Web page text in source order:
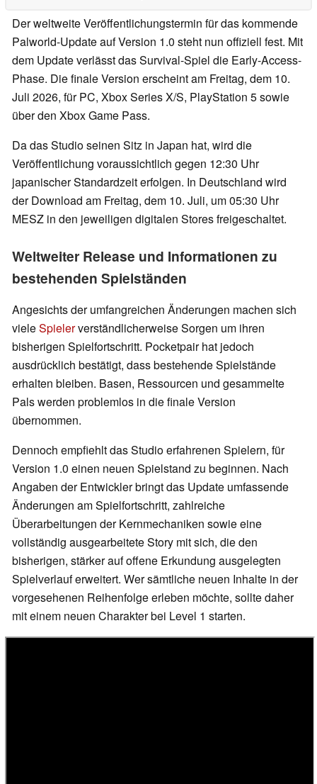
Der weltweite Veröffentlichungstermin für das kommende
Palworld-Update auf Version 1.0 steht nun offiziell fest. Mit
dem Update verlässt das Survival-Spiel die Early-Access-
Phase. Die finale Version erscheint am Freitag, dem 10.
Juli 2026, für PC, Xbox Series X/S, PlayStation 5 sowie
über den Xbox Game Pass.
Da das Studio seinen Sitz in Japan hat, wird die
Veröffentlichung voraussichtlich gegen 12:30 Uhr
japanischer Standardzeit erfolgen. In Deutschland wird
der Download am Freitag, dem 10. Juli, um 05:30 Uhr
MESZ in den jeweiligen digitalen Stores freigeschaltet.
Weltweiter Release und Informationen zu
bestehenden Spielständen
Angesichts der umfangreichen Änderungen machen sich
vieleSpielerverständlicherweise Sorgen um ihren
bisherigen Spielfortschritt. Pocketpair hat jedoch
ausdrücklich bestätigt, dass bestehende Spielstände
erhalten bleiben. Basen, Ressourcen und gesammelte
Pals werden problemlos in die finale Version
übernommen.
Dennoch empfiehlt das Studio erfahrenen Spielern, für
Version 1.0 einen neuen Spielstand zu beginnen. Nach
Angaben der Entwickler bringt das Update umfassende
Änderungen am Spielfortschritt, zahlreiche
Überarbeitungen der Kernmechaniken sowie eine
vollständig ausgearbeitete Story mit sich, die den
bisherigen, stärker auf offene Erkundung ausgelegten
Spielverlauf erweitert. Wer sämtliche neuen Inhalte in der
vorgesehenen Reihenfolge erleben möchte, sollte daher
mit einem neuen Charakter bei Level 1 starten.